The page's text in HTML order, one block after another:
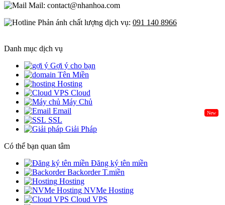
Mail: contact@nhanhoa.com
Phản ánh chất lượng dịch vụ: 091 140 8966
Danh mục dịch vụ
Gợi ý cho bạn
Tên Miền
Hosting
Cloud
Máy Chủ
New
Email
SSL
Giải Pháp
Có thể bạn quan tâm
Đăng ký tên miền
Backorder T.miền
Hosting
NVMe Hosting
Cloud VPS